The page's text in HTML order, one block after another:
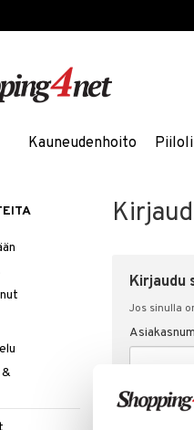
Kauneudenhoito
Kirjaudu
Jos sinulla
Salasana